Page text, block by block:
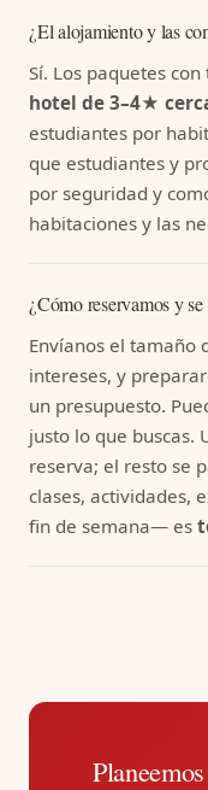
¿El alojamiento y las
Sí. Los paquetes
hotel de 3–4★
estudiantes por
que estudiantes y
por seguridad y
habitaciones y las
¿Cómo reservamos y
Envíanos el tamaño
intereses, y
un presupuesto.
justo lo que buscas.
reserva; el resto se
clases, actividades,
fin de semana— es